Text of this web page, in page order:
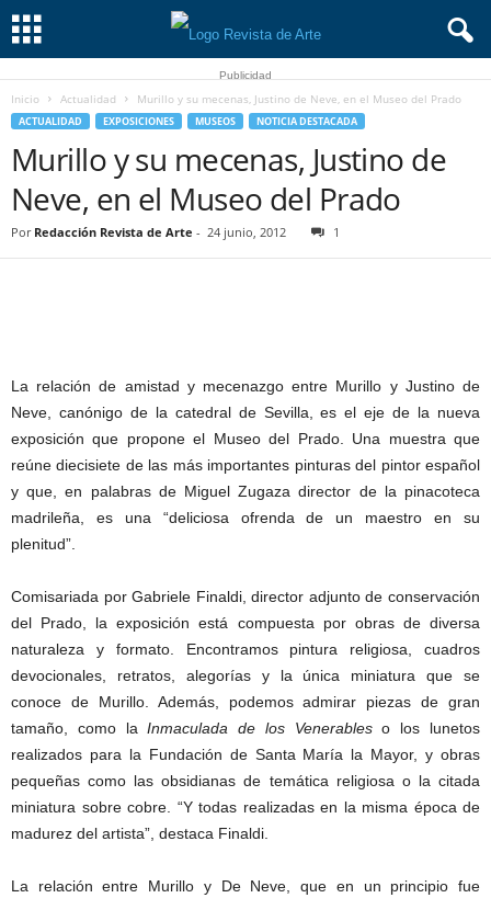
Publicidad
Inicio Actualidad Murillo y su mecenas, Justino de Neve, en el Museo del Prado
ACTUALIDAD EXPOSICIONES MUSEOS NOTICIA DESTACADA
Murillo y su mecenas, Justino de
Neve, en el Museo del Prado
Por Redacción Revista de Arte - 24 junio, 2012 1
La relación de amistad y mecenazgo entre Murillo y Justino de
Neve, canónigo de la catedral de Sevilla, es el eje de la nueva
exposición que propone el Museo del Prado. Una muestra que
reúne diecisiete de las más importantes pinturas del pintor español
y que, en palabras de Miguel Zugaza director de la pinacoteca
madrileña, es una “deliciosa ofrenda de un maestro en su
plenitud”.
Comisariada por Gabriele Finaldi, director adjunto de conservación
del Prado, la exposición está compuesta por obras de diversa
naturaleza y formato. Encontramos pintura religiosa, cuadros
devocionales, retratos, alegorías y la única miniatura que se
conoce de Murillo. Además, podemos admirar piezas de gran
tamaño, como laInmaculada de los Venerableso los lunetos
realizados para la Fundación de Santa María la Mayor, y obras
pequeñas como las obsidianas de temática religiosa o la citada
miniatura sobre cobre. “Y todas realizadas en la misma época de
madurez del artista”, destaca Finaldi.
La relación entre Murillo y De Neve, que en un principio fue